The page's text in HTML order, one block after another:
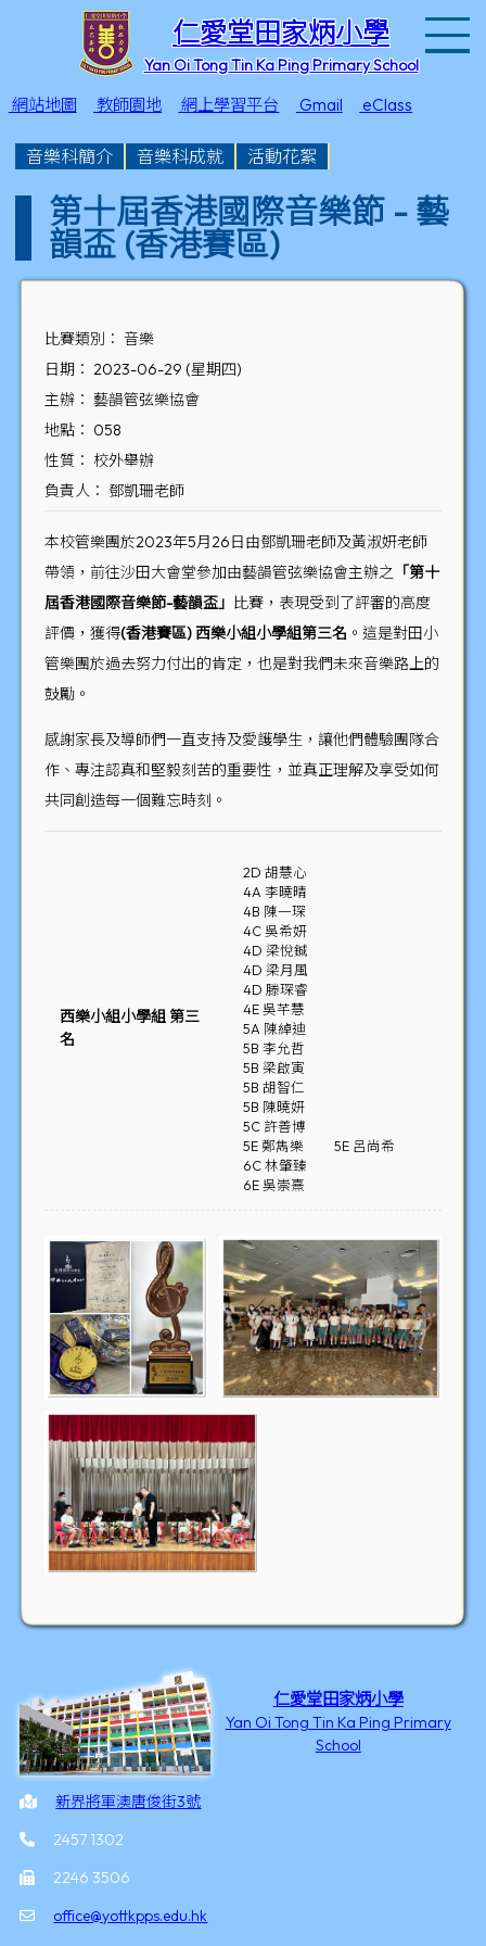
仁愛堂田家炳小學
Yan Oi Tong Tin Ka Ping Primary School
網站地圖 教師園地 網上學習平台 Gmail eClass
音樂科簡介 音樂科成就 活動花絮
第十屆香港國際音樂節 - 藝
韻盃 (香港賽區)
比賽類別： 音樂
日期： 2023-06-29 (星期四)
主辦： 藝韻管弦樂協會
地點： 058
性質： 校外舉辦
負責人： 鄧凱珊老師
本校管樂團於2023年5月26日由鄧凱珊老師及黃淑妍老師
帶領，前往沙田大會堂參加由藝韻管弦樂協會主辦之
「第十
屆香港國際音樂節-藝韻盃」 比賽，表現受到了評審的高度
評價，獲得(香港賽區) 西樂小組小學組第三名 。這是對田小
管樂團於過去努力付出的肯定，也是對我們未來音樂路上的
鼓勵。
感謝家長及導師們一直支持及愛護學生，讓他們體驗團隊合
作、專注認真和堅毅刻苦的重要性，並真正理解及享受如何
共同創造每一個難忘時刻。
西樂小組小學組 第三
名
2D 胡慧心
4A 李曉晴
4B 陳一琛
4C 吳希妍
4D 梁悅鋮
4D 梁月風
4D 滕琛睿
4E 吳芊慧
5A 陳綽迪
5B 李允哲
5B 梁啟寅
5B 胡智仁
5B 陳曉妍
5C 許善博
5E 鄭雋樂
5E 呂尚希
6C 林肇臻
6E 吳崇熹
仁愛堂田家炳小學
Yan Oi Tong Tin Ka Ping Primary
School
新界將軍澳唐俊街3號
2457 1302
2246 3506
office@yottkpps.edu.hk